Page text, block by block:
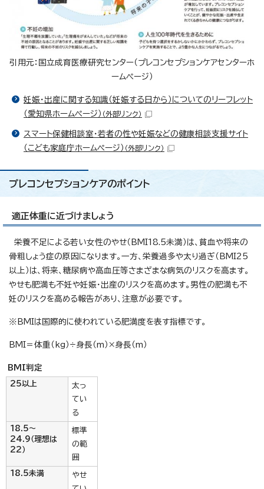
引用元：国立成育医療研究センター（プレコンセプションケアセンターホ
ームページ）
妊娠・出産に関する知識（妊娠する日から）についてのリーフレット
（愛知県ホームページ） （外部リンク）
スマート保健相談室・若者の性や妊娠などの健康相談支援サイト
（こども家庭庁ホームページ） （外部リンク）
プレコンセプションケアのポイント
適正体重に近づけましょう
栄養不足による若い女性のやせ（BMI18.5未満）は、貧血や将来の
骨粗しょう症の原因になります。一方、栄養過多や太り過ぎ（BMI25
以上）は、将来、糖尿病や高血圧等さまざまな病気のリスクを高ます。
やせも肥満も不妊や妊娠・出産のリスクを高めます。男性の肥満も不
妊のリスクを高める報告があり、注意が必要です。
※BMIは国際的に使われている肥満度を表す指標です。
BMI＝体重（kg）÷身長（m）×身長（m）
BMI判定
25以上
太っ
てい
る
18.5～
24.9（理想は
22）
標準
の範
囲
18.5未満
やせ